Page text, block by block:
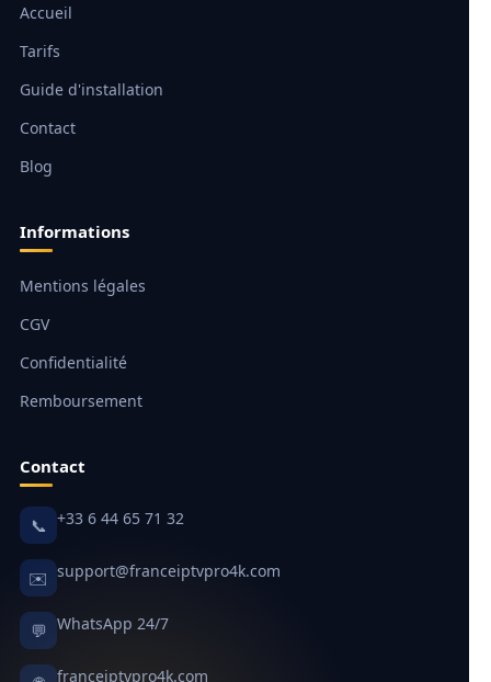
Accueil
Tarifs
Guide d'installation
Contact
Blog
Informations
Mentions légales
CGV
Confidentialité
Remboursement
Contact
📞 +33 6 44 65 71 32
✉️ support@franceiptvpro4k.com
💬 WhatsApp 24/7
franceiptvpro4k.com